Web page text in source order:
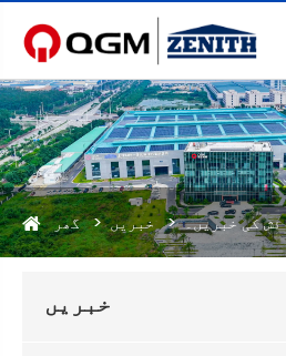
گھر خبریں کی خبریں۔
خبریں